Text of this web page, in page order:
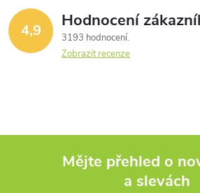
í
p
k
v
á
n
4,9 Hodnocení
3193 hodnocení
Zobrazit recenze
Mějte přehled o
a slevách